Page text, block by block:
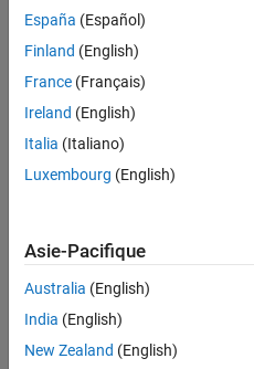
model of
string scalar
spherical harmonic
Version History
See Also
España (Español)
Finland (English)
France (Français)
Ireland (English)
Italia (Italiano)
Luxembourg (English)
Asie-Pacifique
Australia (English)
India (English)
New Zealand (English)